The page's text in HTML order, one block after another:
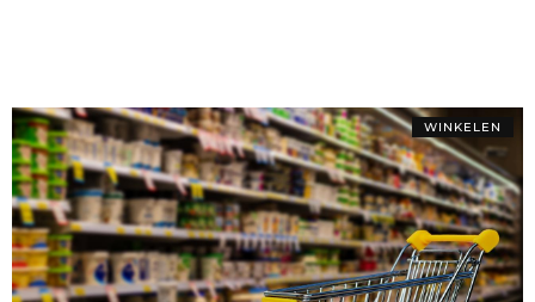
WINKELEN